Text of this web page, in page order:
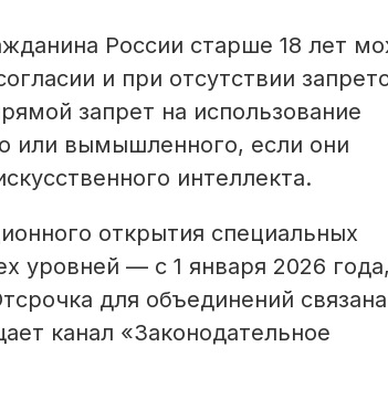
России старше 18 лет
и при отсутствии
запрет на использование
или вымышленного, если они
интеллекта.
открытия специальных
уровней — с 1 января 2026
для объединений
канал «Законодательное